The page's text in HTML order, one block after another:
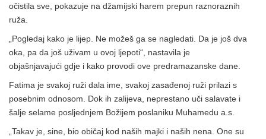
očistila sve, pokazuje na džamijski harem prepun raznoraznih
ruža.
„Pogledaj kako je lijep. Ne možeš ga se nagledati. Da je još dva
oka, pa da još uživam u ovoj ljepoti“, nastavila je
objašnjavajući gdje i kako provodi ove predramazanske dane.
Fatima je svakoj ruži dala ime, svakoj zasađenoj ruži prilazi s
posebnim odnosom. Dok ih zalijeva, neprestano uči salavate i
šalje selame posljednjem Božijem poslaniku Muhamedu a.s.
„Takav je, sine, bio običaj kod naših majki i naših nena. One su